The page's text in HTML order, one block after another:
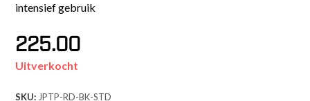
intensief gebruik
225.00
Uitverkocht
SKU: JPTP-RD-BK-STD